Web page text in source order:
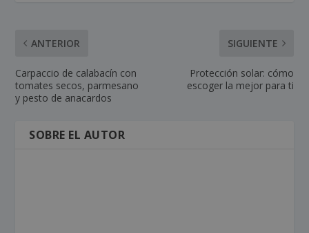
ANTERIOR
Carpaccio de calabacín con
tomates secos, parmesano
y pesto de anacardos
SIGUIENTE
Protección solar: cómo
escoger la mejor para ti
SOBRE EL AUTOR